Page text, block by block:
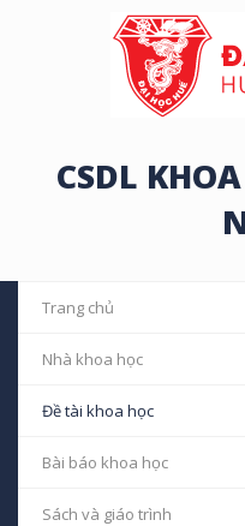
CSDL
Trang chủ
Nhà khoa học
Đề tài khoa học
Bài báo khoa học
Sách và giáo trình